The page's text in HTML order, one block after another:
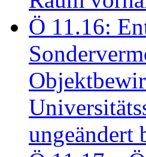
Ö 11.16:
ungeändert